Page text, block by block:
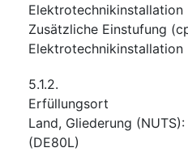
Elektrotechnikinstallation
Zusätzliche Einstufung (
Elektrotechnikinstallation
5.1.2.
Erfüllungsort
Land, Gliederung (NUTS):
(DE80L)